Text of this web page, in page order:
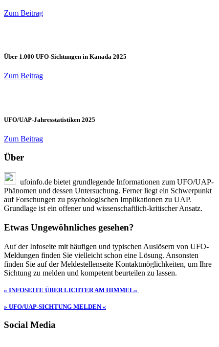
Zum Beitrag
Über 1.000 UFO-Sichtungen in Kanada 2025
Zum Beitrag
UFO/UAP-Jahresstatistiken 2025
Zum Beitrag
Über
ufoinfo.de bietet grundlegende Informationen zum UFO/UAP-
Phänomen und dessen Untersuchung. Ferner liegt ein Schwerpunkt
auf Forschungen zu psychologischen Implikationen zu UAP.
Grundlage ist ein offener und wissenschaftlich-kritischer Ansatz.
Etwas Ungewöhnliches gesehen?
Auf der Infoseite mit häufigen und typischen Auslösern von UFO-
Meldungen finden Sie vielleicht schon eine Lösung. Ansonsten
finden Sie auf der Meldestellenseite Kontaktmöglichkeiten, um Ihre
Sichtung zu melden und kompetent beurteilen zu lassen.
» INFOSEITE ÜBER LICHTER AM HIMMEL«
» UFO/UAP-SICHTUNG MELDEN «
Social Media